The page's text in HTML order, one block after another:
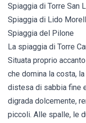
Spiaggia di Torre San
Spiaggia di Lido
Spiaggia del Pilone
La spiaggia di Torre
Situata proprio
che domina la costa,
distesa di sabbia fine
digrada dolcemente,
piccoli. Alle spalle, le